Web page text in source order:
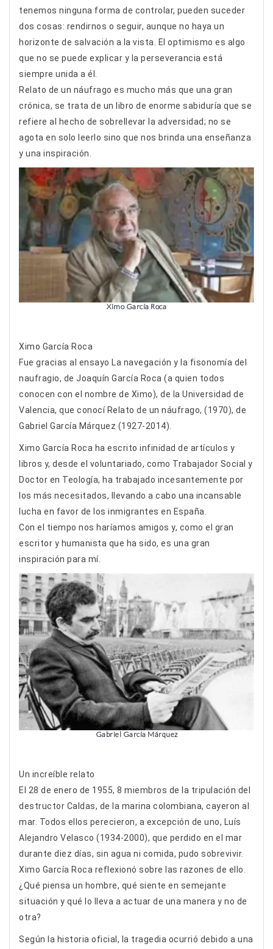
tenemos ninguna forma de controlar, pueden suceder
dos cosas: rendirnos o seguir, aunque no haya un
horizonte de salvación a la vista. El optimismo es algo
que no se puede explicar y la perseverancia está
siempre unida a él.
Relato de un náufrago es mucho más que una gran
crónica, se trata de un libro de enorme sabiduría que se
refiere al hecho de sobrellevar la adversidad; no se
agota en solo leerlo sino que nos brinda una enseñanza
y una inspiración.
Ximo García Roca
Ximo García Roca
Fue gracias al ensayo La navegación y la fisonomía del
naufragio, de Joaquín García Roca (a quien todos
conocen con el nombre de Ximo), de la Universidad de
Valencia, que conocí Relato de un náufrago, (1970), de
Gabriel García Márquez (1927-2014).
Ximo García Roca ha escrito infinidad de artículos y
libros y, desde el voluntariado, como Trabajador Social y
Doctor en Teología, ha trabajado incesantemente por
los más necesitados, llevando a cabo una incansable
lucha en favor de los inmigrantes en España.
Con el tiempo nos haríamos amigos y, como el gran
escritor y humanista que ha sido, es una gran
inspiración para mí.
Gabriel García Márquez
Un increíble relato
El 28 de enero de 1955, 8 miembros de la tripulación del
destructor Caldas, de la marina colombiana, cayeron al
mar. Todos ellos perecieron, a excepción de uno, Luís
Alejandro Velasco (1934-2000), que perdido en el mar
durante diez días, sin agua ni comida, pudo sobrevivir.
Ximo García Roca reflexionó sobre las razones de ello.
¿Qué piensa un hombre, qué siente en semejante
situación y qué lo lleva a actuar de una manera y no de
otra?
Según la historia oficial, la tragedia ocurrió debido a una